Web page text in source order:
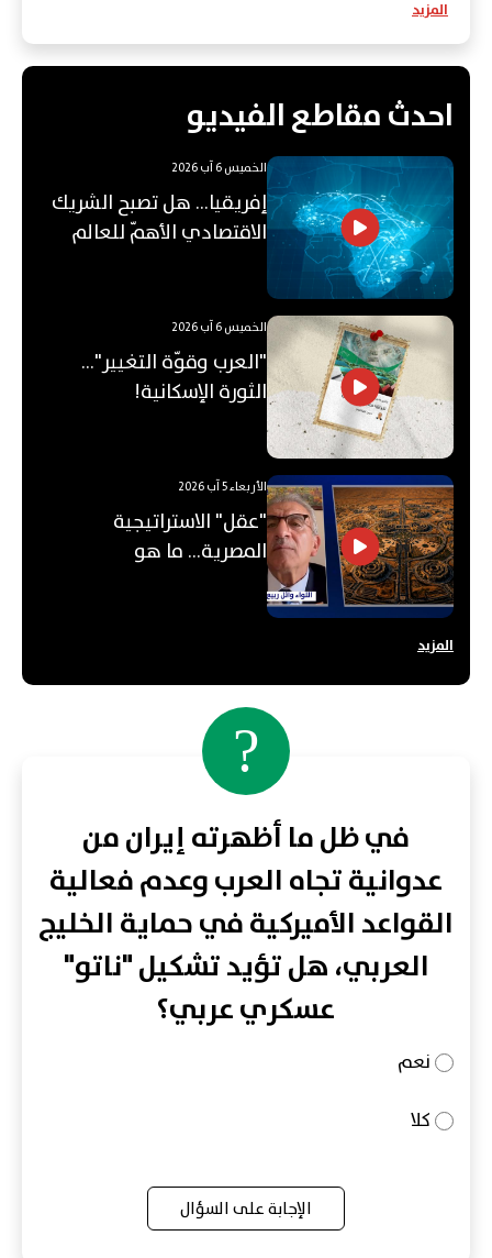
المزيد
احدث مقاطع الفيديو
الخميس 6 آب 2026
إفريقيا... هل تصبح الشريك
الاقتصادي الأهمّ للعالم
الخميس 6 آب 2026
"العرب وقوّة التغيير"...
الثورة الإسكانية!
الأربعاء 5 آب 2026
"عقل" الاستراتيجية
المصرية... ما هو
المزيد
?
في ظل ما أظهرته إيران من
عدوانية تجاه العرب وعدم فعالية
القواعد الأميركية في حماية الخليج
العربي، هل تؤيد تشكيل "ناتو"
عسكري عربي؟
نعم
كلا
الإجابة على السؤال